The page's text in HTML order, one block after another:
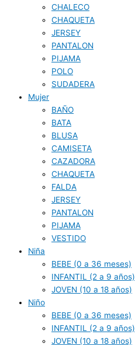
CHALECO
CHAQUETA
JERSEY
PANTALON
PIJAMA
POLO
SUDADERA
Mujer
BAÑO
BATA
BLUSA
CAMISETA
CAZADORA
CHAQUETA
FALDA
JERSEY
PANTALON
PIJAMA
VESTIDO
Niña
BEBE (0 a 36 meses)
INFANTIL (2 a 9 años)
JOVEN (10 a 18 años)
Niño
BEBE (0 a 36 meses)
INFANTIL (2 a 9 años)
JOVEN (10 a 18 años)